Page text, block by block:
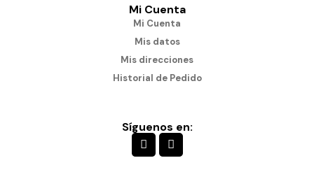
Mi Cuenta
Mi Cuenta
Mis datos
Mis direcciones
Historial de Pedido
Síguenos en: